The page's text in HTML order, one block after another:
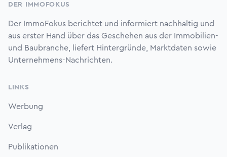
DER IMMOFOKUS
Der ImmoFokus berichtet und informiert nachhaltig und
aus erster Hand über das Geschehen aus der Immobilien-
und Baubranche, liefert Hintergründe, Marktdaten sowie
Unternehmens-Nachrichten.
LINKS
Werbung
Verlag
Publikationen